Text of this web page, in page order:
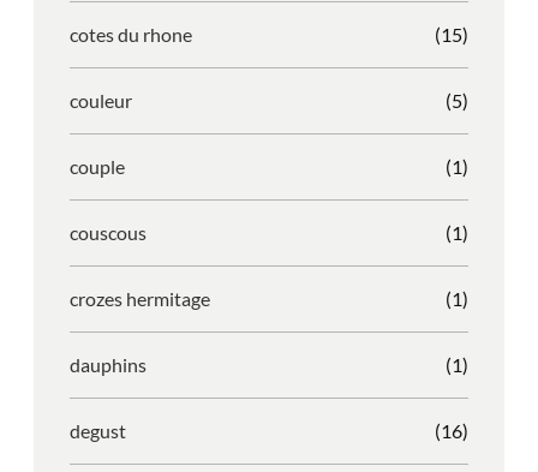
cotes du rhone (15)
couleur (5)
couple (1)
couscous (1)
crozes hermitage (1)
dauphins (1)
degust (16)